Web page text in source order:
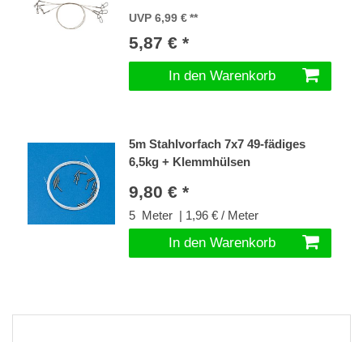
UVP 6,99 €
5,87 € *
In den Warenkorb
5m Stahlvorfach 7x7 49-fädiges
6,5kg + Klemmhülsen
9,80 € *
5 Meter | 1,96 € / Meter
In den Warenkorb